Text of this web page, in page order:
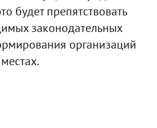
будет препятствовать
законодательных
организаций